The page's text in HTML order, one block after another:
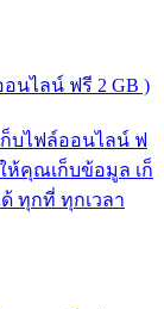
อนไลน์ ฟรี 2 GB )
บไฟล์ออนไลน์ ฟ
ให้คุณเก็บข้อมูล เก็
ทุกที่ ทุกเวลา